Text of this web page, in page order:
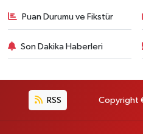
Puan Durumu ve Fikstür
Son Dakika Haberleri
RSS Copyright